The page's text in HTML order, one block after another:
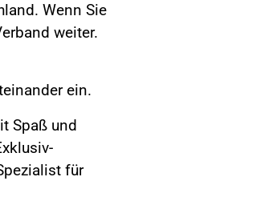
Wenn Sie
weiter.
ein.
Spaß und
für